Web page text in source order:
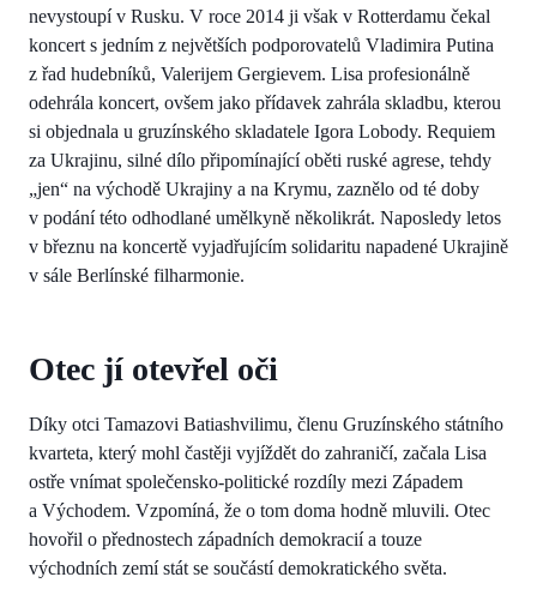
nevystoupí v Rusku. V roce 2014 ji však v Rotterdamu čekal
koncert s jedním z největších podporovatelů Vladimira Putina
z řad hudebníků, Valerijem Gergievem. Lisa profesionálně
odehrála koncert, ovšem jako přídavek zahrála skladbu, kterou
si objednala u gruzínského skladatele Igora Lobody. Requiem
za Ukrajinu, silné dílo připomínající oběti ruské agrese, tehdy
„jen“ na východě Ukrajiny a na Krymu, zaznělo od té doby
v podání této odhodlané umělkyně několikrát. Naposledy letos
v březnu na koncertě vyjadřujícím solidaritu napadené Ukrajině
v sále Berlínské filharmonie.
Otec jí otevřel oči
Díky otci Tamazovi Batiashvilimu, členu Gruzínského státního
kvarteta, který mohl častěji vyjíždět do zahraničí, začala Lisa
ostře vnímat společensko-politické rozdíly mezi Západem
a Východem. Vzpomíná, že o tom doma hodně mluvili. Otec
hovořil o přednostech západních demokracií a touze
východních zemí stát se součástí demokratického světa.